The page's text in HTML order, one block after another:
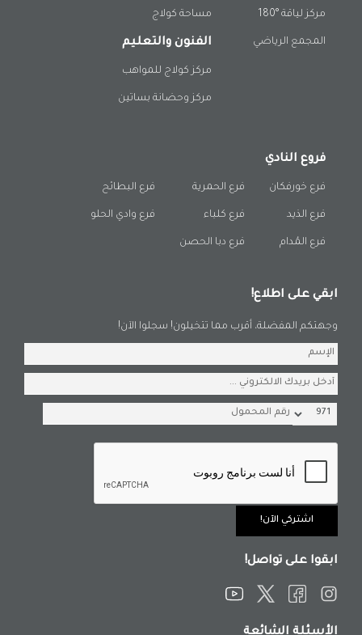
مركز لياقة °180
المجمع الرياضي
مساحة كولاج
الفنون والتعليم
مركز كولاج للمواهب
مركز وحضانة بساتين
فروع النادي
فرع خورفكان
فرع الذيد
فرع المُدام
فرع الحمرية
فرع كلباء
فرع دبا الحصن
فرع البطائح
فرع وادي الحلو
ابقي على اطلاع!
وجهتكم المفضلة، أقرب مما تتخيلون! سجلوا الآن!
ابقوا على تواصل!